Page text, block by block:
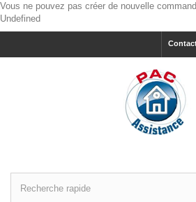
Vous ne pouvez pas créer de nouvelle
Undefined